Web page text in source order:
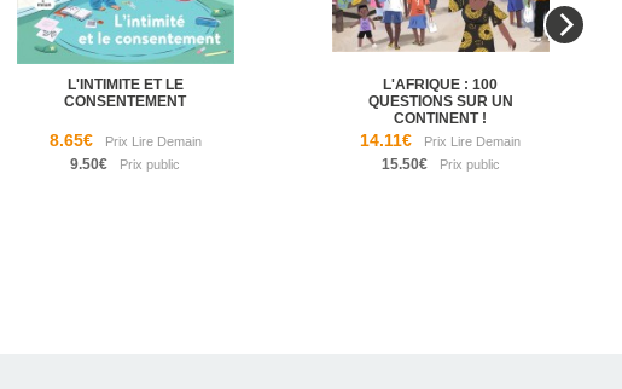
L'INTIMITE ET LE
CONSENTEMENT
8.65€
9.50€
L'AFRIQUE : 100
QUESTIONS SUR UN
CONTINENT !
14.11€
15.50€